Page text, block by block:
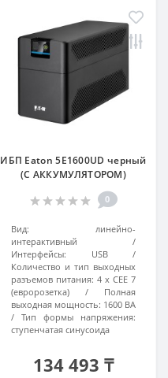
ИБП Eaton 5E1600UD черный
(С АККУМУЛЯТОРОМ)
0
Вид:
линейно-
интерактивный
Интерфейсы:
USB
Количество и тип выходных
разъемов питания: 4 х CEE 7
(евророзетка)
Полная
выходная мощность: 1600 ВА
Тип формы напряжения:
ступенчатая синусоида
134 493 ₸